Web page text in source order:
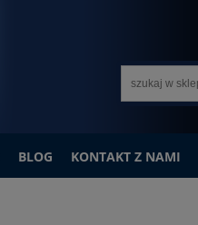
BLOG KONTAKT Z NAMI